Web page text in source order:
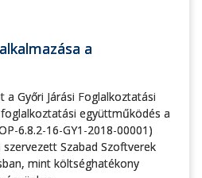
a
Győri Járási Foglalkoztatási
együttműködés a
6.8.2-16-GY1-2018-00001)
Szabad Szoftverek
mint költséghatékony